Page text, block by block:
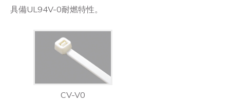
長 L mm / inch
寬 W mm / inch
承受力 lbs/kgf/N
具備UL94V-0耐燃特性。
CV-V0